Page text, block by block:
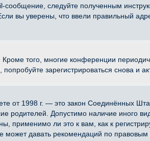
следуйте полученным
вы уверены, что ввели правильный
того, многие конференции
зарегистрироваться снова и
от 1998 г. — это закон Соединённых
Допустимо наличие иного
применимо ли это к вам, как к
давать рекомендаций по